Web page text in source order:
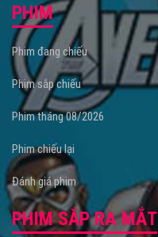
PHIM
Phim đang chiếu
Phim sắp chiếu
Phim tháng 08/2026
Phim chiếu lại
Đánh giá phim
PHIM SẮP RA MẮT